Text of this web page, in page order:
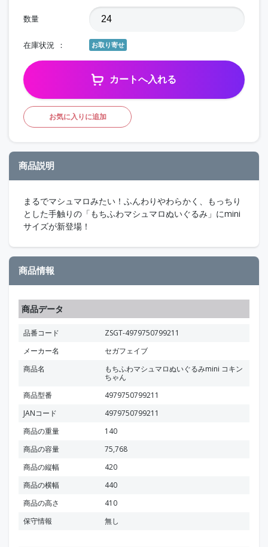
数量
在庫状況 お取り寄せ
カートへ入れる
お気に入りに追加
商品説明
まるでマシュマロみたい！ふんわりやわらかく、もっちり
とした手触りの「もちふわマシュマロぬいぐるみ」にmini
サイズが新登場！
商品情報
商品データ
品番コード
ZSGT-4979750799211
メーカー名
セガフェイブ
商品名
もちふわマシュマロぬいぐるみmini コキン
ちゃん
商品型番
4979750799211
JANコード
4979750799211
商品の重量
140
商品の容量
75,768
商品の縦幅
420
商品の横幅
440
商品の高さ
410
保守情報
無し